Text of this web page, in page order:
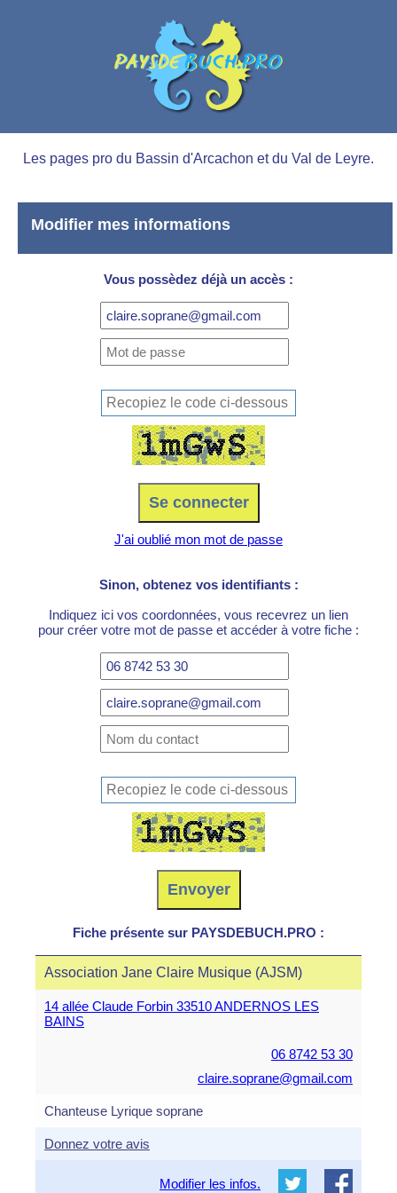
Les pages pro du Bassin d'Arcachon et du Val de Leyre.
Modifier mes informations
Vous possèdez déjà un accès :
J'ai oublié mon mot de passe
Sinon, obtenez vos identifiants :
Indiquez ici vos coordonnées, vous recevrez un lien
pour créer votre mot de passe et accéder à votre fiche :
Fiche présente sur PAYSDEBUCH.PRO :
Association Jane Claire Musique (AJSM)
14 allée Claude Forbin 33510 ANDERNOS LES
BAINS
06 8742 53 30
claire.soprane@gmail.com
Chanteuse Lyrique soprane
Donnez votre avis
Modifier les infos.